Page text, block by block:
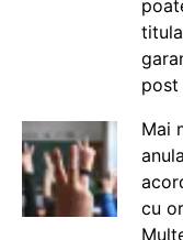
post
Mai
cu